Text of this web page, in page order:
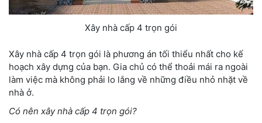
Xây nhà cấp 4 trọn gói
Xây nhà cấp 4 trọn gói là phương án tối thiểu nhất cho kế
hoạch xây dựng của bạn. Gia chủ có thể thoải mái ra ngoài
làm việc mà không phải lo lắng về những điều nhỏ nhặt về
nhà ở.
Có nên xây nhà cấp 4 trọn gói?